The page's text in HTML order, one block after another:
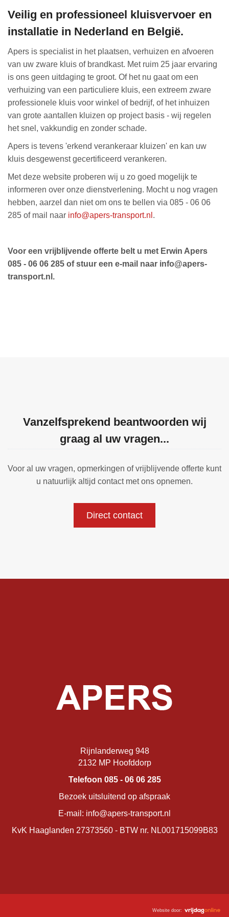
Veilig en professioneel kluisvervoer en
installatie in Nederland en België.
Apers is specialist in het plaatsen, verhuizen en afvoeren
van uw zware kluis of brandkast. Met ruim 25 jaar ervaring
is ons geen uitdaging te groot. Of het nu gaat om een
verhuizing van een particuliere kluis, een extreem zware
professionele kluis voor winkel of bedrijf, of het inhuizen
van grote aantallen kluizen op project basis - wij regelen
het snel, vakkundig en zonder schade.
Apers is tevens 'erkend verankeraar kluizen' en kan uw
kluis desgewenst gecertificeerd verankeren.
Met deze website proberen wij u zo goed mogelijk te
informeren over onze dienstverlening. Mocht u nog vragen
hebben, aarzel dan niet om ons te bellen via 085 - 06 06
285 of mail naar info@apers-transport.nl .
Voor een vrijblijvende offerte belt u met Erwin Apers
085 - 06 06 285 of stuur een e-mail naar info@apers-
transport.nl.
Vanzelfsprekend beantwoorden wij
graag al uw vragen...
Voor al uw vragen, opmerkingen of vrijblijvende offerte kunt
u natuurlijk altijd contact met ons opnemen.
Direct contact
Rijnlanderweg 948
2132 MP Hoofddorp
Telefoon 085 - 06 06 285
Bezoek uitsluitend op afspraak
E-mail: info@apers-transport.nl
KvK Haaglanden 27373560 - BTW nr. NL001715099B83
Website door: